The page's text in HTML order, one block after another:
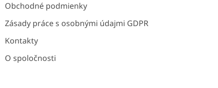
Obchodné podmienky
Zásady práce s osobnými údajmi GDPR
Kontakty
O spoločnosti